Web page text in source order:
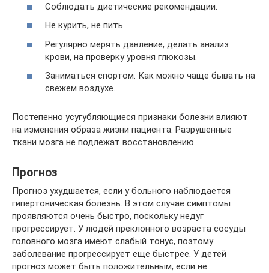
Соблюдать диетические рекомендации.
Не курить, не пить.
Регулярно мерять давление, делать анализ
крови, на проверку уровня глюкозы.
Заниматься спортом. Как можно чаще бывать на
свежем воздухе.
Постепенно усугубляющиеся признаки болезни влияют
на изменения образа жизни пациента. Разрушенные
ткани мозга не подлежат восстановлению.
Прогноз
Прогноз ухудшается, если у больного наблюдается
гипертоническая болезнь. В этом случае симптомы
проявляются очень быстро, поскольку недуг
прогрессирует. У людей преклонного возраста сосуды
головного мозга имеют слабый тонус, поэтому
заболевание прогрессирует еще быстрее. У детей
прогноз может быть положительным, если не